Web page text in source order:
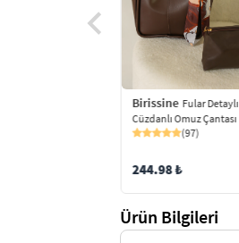
Birissine Fular Detaylı
Cüzdanlı Omuz Çantası
(97)
244.98 ₺
Ürün Bilgileri